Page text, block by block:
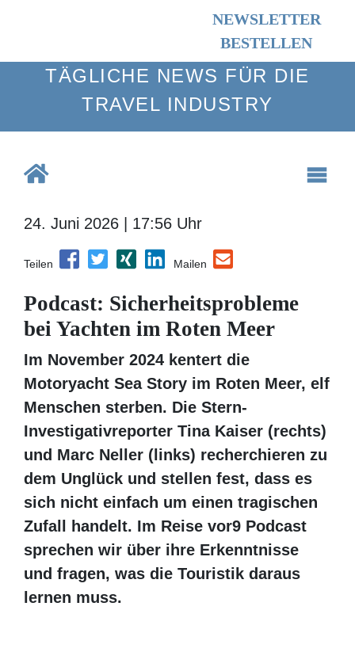
NEWSLETTER
BESTELLEN
TÄGLICHE NEWS FÜR DIE TRAVEL
INDUSTRY
24. Juni 2026 | 17:56 Uhr
Teilen Mailen
Podcast: Sicherheitsprobleme
bei Yachten im Roten Meer
Im November 2024 kentert die Motoryacht
Sea Story im Roten Meer, elf Menschen
sterben. Die Stern-Investigativreporter
Tina Kaiser (rechts) und Marc Neller
(links) recherchieren zu dem Unglück und
stellen fest, dass es sich nicht einfach um
einen tragischen Zufall handelt. Im Reise
vor9 Podcast sprechen wir über ihre
Erkenntnisse und fragen, was die Touristik
daraus lernen muss.